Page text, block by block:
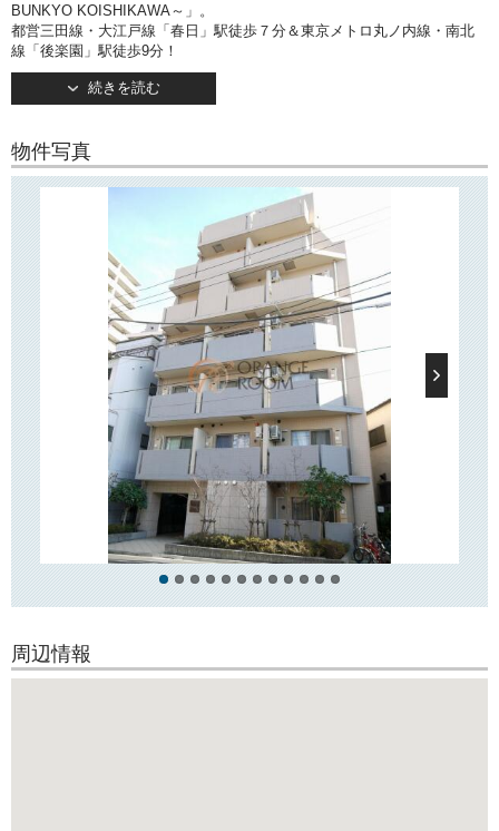
BUNKYO KOISHIKAWA～」。
都営三田線・大江戸線「春日」駅徒歩７分＆東京メトロ丸ノ内線・南北
線「後楽園」駅徒歩9分！
２駅４路線利用可で通勤・通学に便利です。
カラーモニターつきオートロックや宅配ボックスなど、嬉しい設備が揃
○周辺環境○
近隣には24時間営業のスーパー「ダイエー」がございますほか、ドラッ
グストアやホームセンター、コンビニや商店街などが揃っており、買い
また、近くにはオシャレなカジュアルイタリアンレストランもございま
続きを読む
物件写真
周辺情報